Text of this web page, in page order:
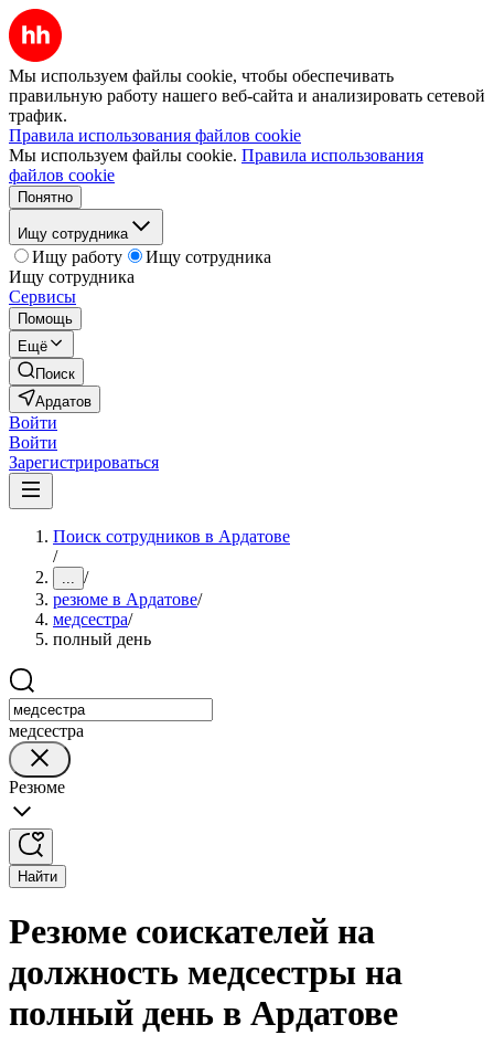
Мы используем файлы cookie, чтобы обеспечивать
правильную работу нашего веб-сайта и анализировать сетевой
трафик.
Правила использования файлов cookie
Мы используем файлы cookie. Правила использования
файлов cookie
Понятно
Ищу сотрудника
Ищу работу
Ищу сотрудника
Ищу сотрудника
Сервисы
Помощь
Ещё
Поиск
Ардатов
Войти
Войти
Зарегистрироваться
Поиск сотрудников в Ардатове
/
... /
резюме в Ардатове/
медсестра/
полный день
медсестра
Резюме
Найти
Резюме соискателей на
должность медсестры на
полный день в Ардатове